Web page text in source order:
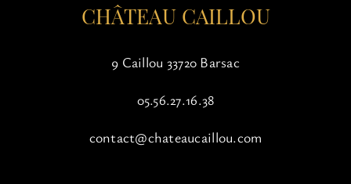
CHÂTEAU CAILLOU
9 Caillou 33720 Barsac
05.56.27.16.38
contact@chateaucaillou.com